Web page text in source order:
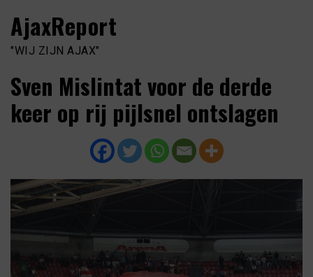
AjaxReport
"WIJ ZIJN AJAX"
Sven Mislintat voor de derde
keer op rij pijlsnel ontslagen